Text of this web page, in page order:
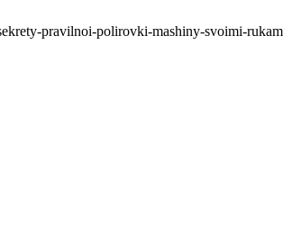
pravilnoi-polirovki-mashiny-svoimi-